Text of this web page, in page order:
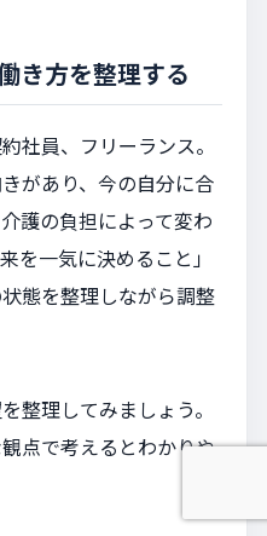
き方を整理する
社員、フリーランス。
があり、今の自分に合
護の負担によって変わ
を一気に決めること」
態を整理しながら調整
整理してみましょう。
点で考えるとわかりや